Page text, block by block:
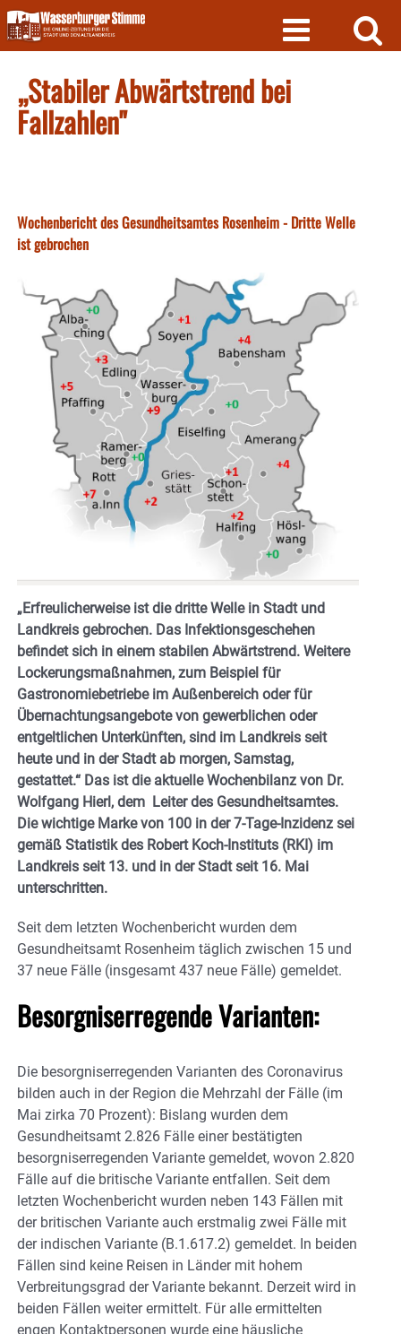
Skip
to
content
„Stabiler Abwärtstrend bei
Fallzahlen"
Wochenbericht des Gesundheitsamtes Rosenheim - Dritte Welle
ist gebrochen
„Erfreulicherweise ist die dritte Welle in Stadt und
Landkreis gebrochen. Das Infektionsgeschehen
befindet sich in einem stabilen Abwärtstrend. Weitere
Lockerungsmaßnahmen, zum Beispiel für
Gastronomiebetriebe im Außenbereich oder für
Übernachtungsangebote von gewerblichen oder
entgeltlichen Unterkünften, sind im Landkreis seit
heute und in der Stadt ab morgen, Samstag,
gestattet.“ Das ist die aktuelle Wochenbilanz von Dr.
Wolfgang Hierl, dem Leiter des Gesundheitsamtes.
Die wichtige Marke von 100 in der 7-Tage-Inzidenz sei
gemäß Statistik des Robert Koch-Instituts (RKI) im
Landkreis seit 13. und in der Stadt seit 16. Mai
unterschritten.
Seit dem letzten Wochenbericht wurden dem
Gesundheitsamt Rosenheim täglich zwischen 15 und
37 neue Fälle (insgesamt 437 neue Fälle) gemeldet.
Besorgniserregende Varianten:
Die besorgniserregenden Varianten des Coronavirus
bilden auch in der Region die Mehrzahl der Fälle (im
Mai zirka 70 Prozent): Bislang wurden dem
Gesundheitsamt 2.826 Fälle einer bestätigten
besorgniserregenden Variante gemeldet, wovon 2.820
Fälle auf die britische Variante entfallen. Seit dem
letzten Wochenbericht wurden neben 143 Fällen mit
der britischen Variante auch erstmalig zwei Fälle mit
der indischen Variante (B.1.617.2) gemeldet. In beiden
Fällen sind keine Reisen in Länder mit hohem
Verbreitungsgrad der Variante bekannt. Derzeit wird in
beiden Fällen weiter ermittelt. Für alle ermittelten
engen Kontaktpersonen wurde eine häusliche